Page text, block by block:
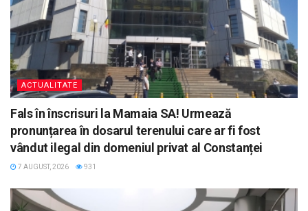
ACTUALITATE
Fals în înscrisuri la Mamaia SA! Urmează
pronunțarea în dosarul terenului care ar fi fost
vândut ilegal din domeniul privat al Constanței
7 AUGUST, 2026 931